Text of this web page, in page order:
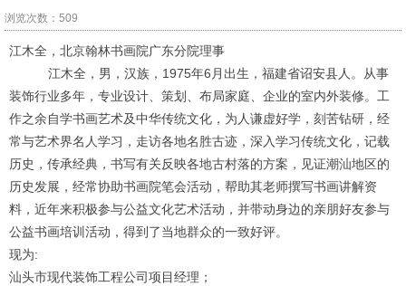
浏览次数：509
江木全，北京翰林书画院广东分院理事
江木全，男，汉族，1975年6月出生，福建省诏安县人。从事
装饰行业多年，专业设计、策划、布局家庭、企业的室内外装修。工
作之余自学书画艺术及中华传统文化，为人谦虚好学，刻苦钻研，经
常与艺术界名人学习，走访各地名胜古迹，深入学习传统文化，记载
历史，传承经典，书写有关反映各地古村落的方案，见证潮汕地区的
历史发展，经常协助书画院笔会活动，帮助其老师撰写书画讲解资
料，近年来积极参与公益文化艺术活动，并带动身边的亲朋好友参与
公益书画培训活动，得到了当地群众的一致好评。
现为:
汕头市现代装饰工程公司项目经理；